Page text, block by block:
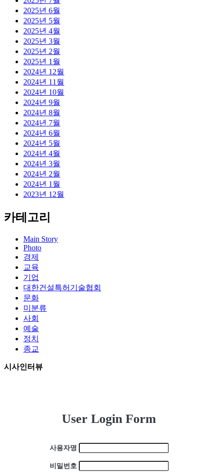
2025년 6월
2025년 5월
2025년 4월
2025년 3월
2025년 2월
2025년 1월
2024년 12월
2024년 11월
2024년 10월
2024년 9월
2024년 8월
2024년 7월
2024년 6월
2024년 5월
2024년 4월
2024년 3월
2024년 2월
2024년 1월
2023년 12월
카테고리
Main Story
Photo
경제
교육
기업
대한건설특허기술협회
문화
미분류
사회
예술
정치
종교
시사인터뷰
User Login Form
사용자명
비밀번호